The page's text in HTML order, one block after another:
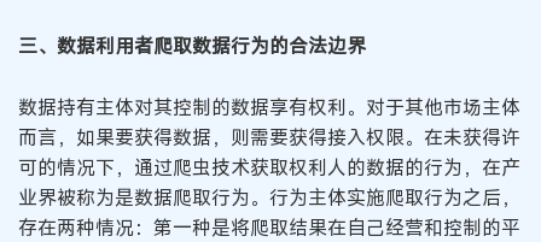
三、数据利用者爬取数据行为的合法边界
数据持有主体对其控制的数据享有权利。对于其他市场主体
而言，如果要获得数据，则需要获得接入权限。在未获得许
可的情况下，通过爬虫技术获取权利人的数据的行为，在产
业界被称为是数据爬取行为。行为主体实施爬取行为之后，
存在两种情况：第一种是将爬取结果在自己经营和控制的平